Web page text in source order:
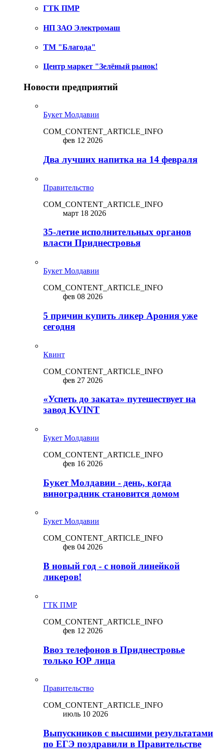
ГТК ПМР
НП ЗАО Электромаш
ТМ "Благода"
Центр маркет "Зелёный рынок!
Новости предприятий
Букет Молдавии
COM_CONTENT_ARTICLE_INFO
фев 12 2026
Два лучших напитка на 14 февраля
Правительство
COM_CONTENT_ARTICLE_INFO
март 18 2026
35-летие исполнительных органов
власти Приднестровья
Букет Молдавии
COM_CONTENT_ARTICLE_INFO
фев 08 2026
5 причин купить ликep Арония уже
сегодня
Квинт
COM_CONTENT_ARTICLE_INFO
фев 27 2026
«Успеть до заката» путешествует на
завод KVINT
Букет Молдавии
COM_CONTENT_ARTICLE_INFO
фев 16 2026
Букет Молдавии - день, когда
виноградник становится домом
Букет Молдавии
COM_CONTENT_ARTICLE_INFO
фев 04 2026
В новый год - с новой линейкой
ликepoв!
ГТК ПМР
COM_CONTENT_ARTICLE_INFO
фев 12 2026
Ввоз телефонов в Приднестровье
только ЮР лица
Правительство
COM_CONTENT_ARTICLE_INFO
июль 10 2026
Выпускников с высшими результатами
по ЕГЭ поздравили в Правительстве